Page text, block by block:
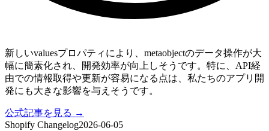
新しいvaluesプロパティにより、metaobjectのデータ操作が大
幅に簡素化され、開発効率が向上しそうです。特に、API経
由での情報取得や更新が容易になる点は、私たちのアプリ開
発にも大きな影響を与えそうです。
公式記事を見る →
Shopify Changelog2026-06-05